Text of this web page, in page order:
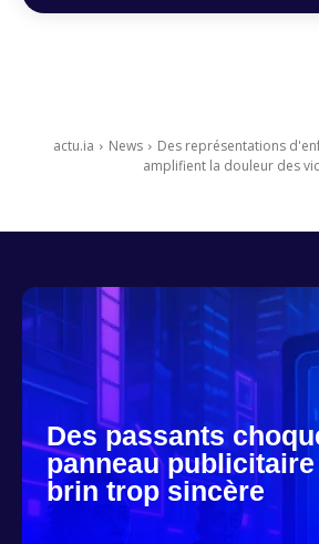
actu.ia News
Des représentations
amplifient la douleur des
Des passants
panneau publicitaire
brin trop sincère